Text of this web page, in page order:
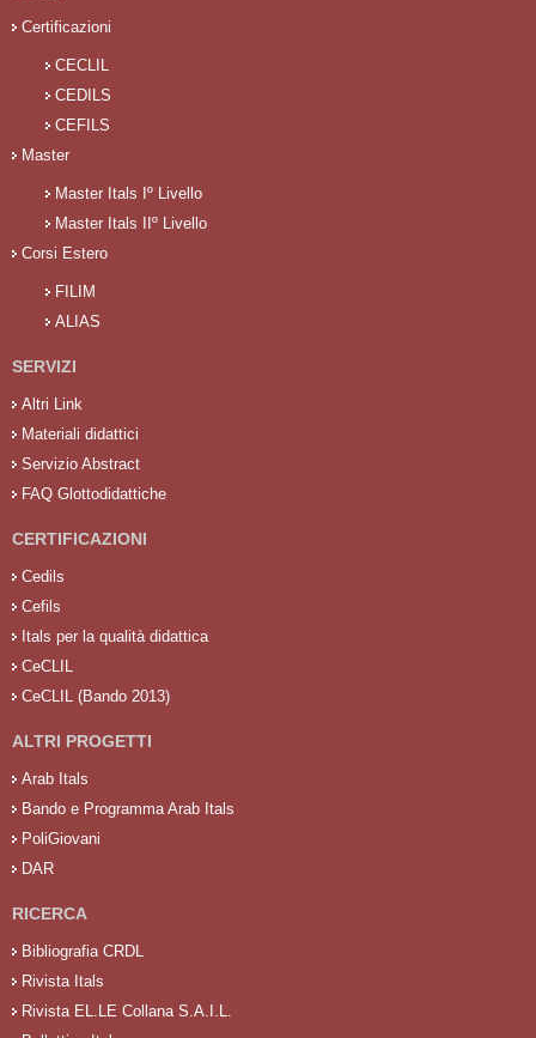
Certificazioni
CECLIL
CEDILS
CEFILS
Master
Master Itals Iº Livello
Master Itals IIº Livello
Corsi Estero
FILIM
ALIAS
SERVIZI
Altri Link
Materiali didattici
Servizio Abstract
FAQ Glottodidattiche
CERTIFICAZIONI
Cedils
Cefils
Itals per la qualità didattica
CeCLIL
CeCLIL (Bando 2013)
ALTRI PROGETTI
Arab Itals
Bando e Programma Arab Itals
PoliGiovani
DAR
RICERCA
Bibliografia CRDL
Rivista Itals
Rivista EL.LE Collana S.A.I.L.